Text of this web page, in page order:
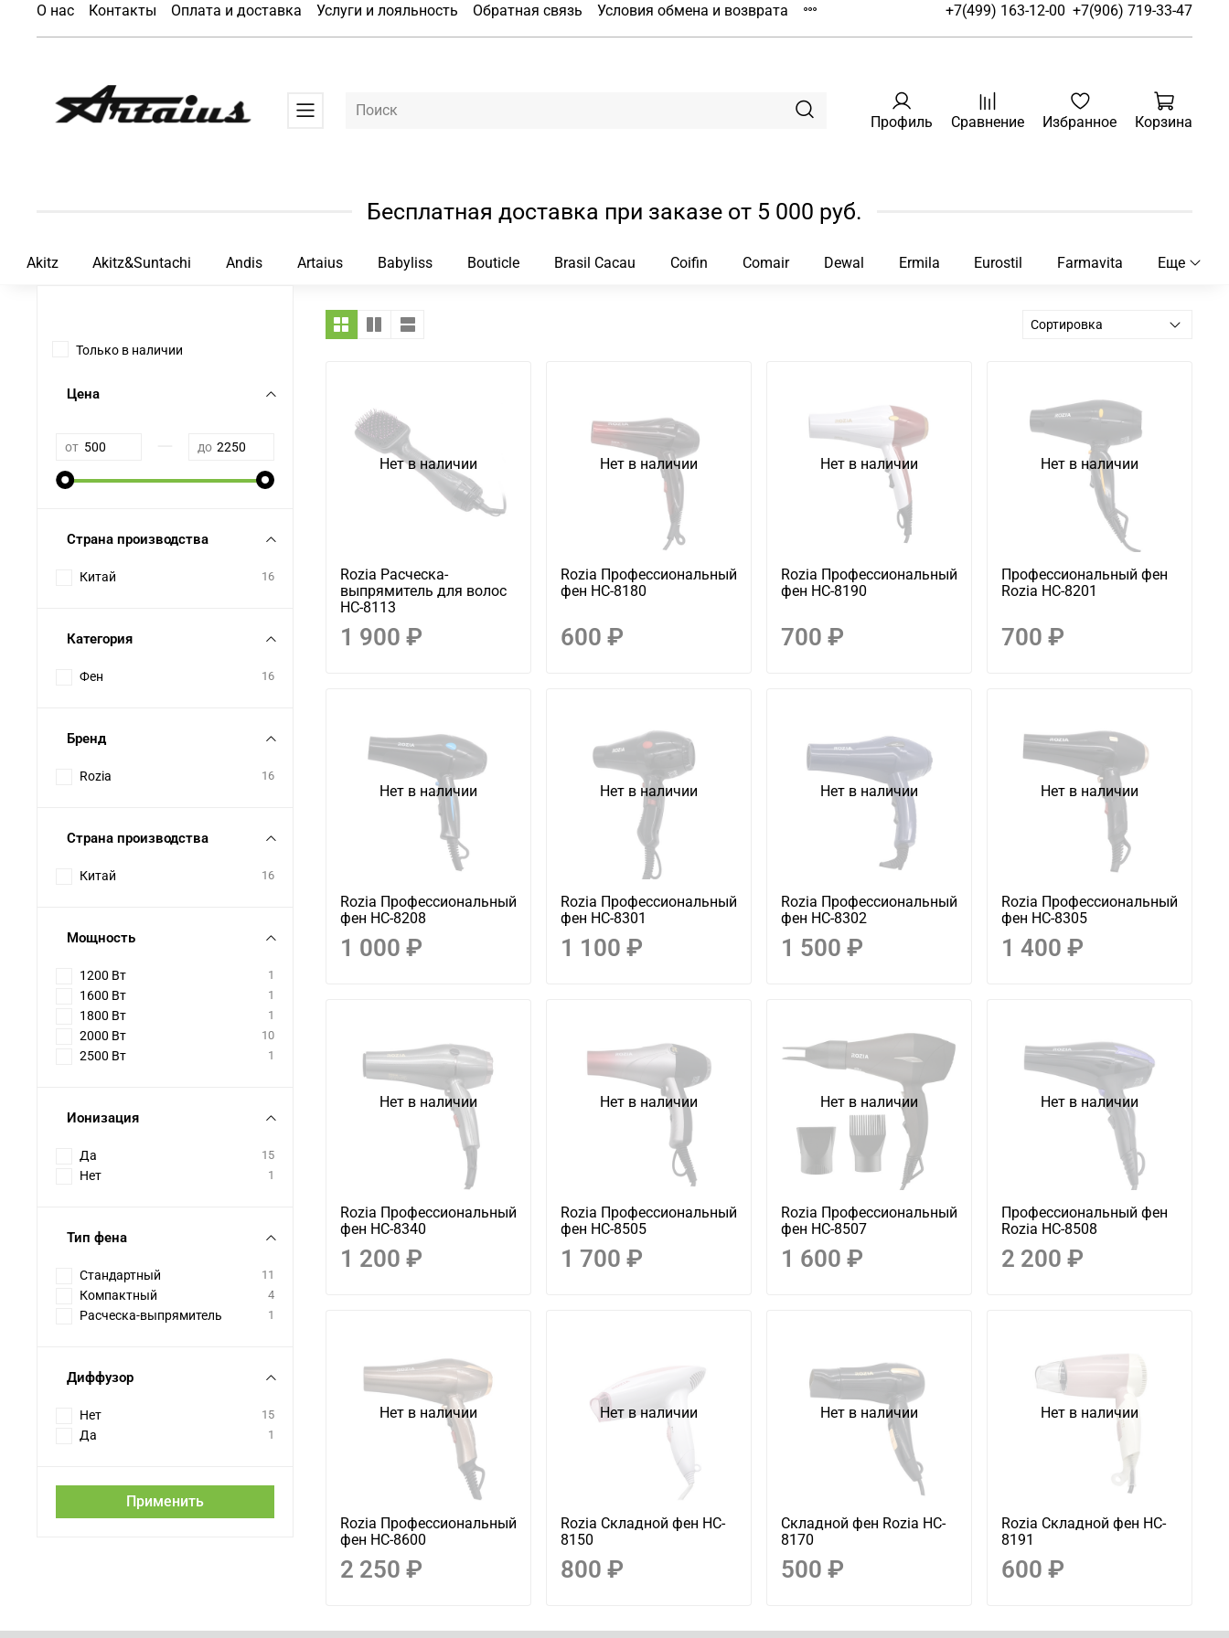
О нас Контакты Оплата и доставка Услуги и лояльность Обратная связь Условия обмена и возврата +7(499) 163-12-00 +7(906) 719-33-47
Профиль Сравнение Избранное Корзина
Бесплатная доставка при заказе от 5 000 руб.
Akitz Akitz&Suntachi Andis Artaius Babyliss Bouticle Brasil Cacau Coifin Comair Dewal Ermila Eurostil Farmavita Еще
Нет в наличии
Rozia Расческа-
выпрямитель для волос
HC-8113
1 900 ₽
Нет в наличии
Rozia Профессиональный
фен HC-8180
600 ₽
Нет в наличии
Rozia Профессиональный
фен HC-8190
700 ₽
Нет в наличии
Профессиональный фен
Rozia HC-8201
700 ₽
Нет в наличии
Rozia Профессиональный
фен HC-8208
1 000 ₽
Нет в наличии
Rozia Профессиональный
фен HC-8301
1 100 ₽
Нет в наличии
Rozia Профессиональный
фен HC-8302
1 500 ₽
Нет в наличии
Rozia Профессиональный
фен HC-8305
1 400 ₽
Нет в наличии
Rozia Профессиональный
фен HC-8340
1 200 ₽
Нет в наличии
Rozia Профессиональный
фен HC-8505
1 700 ₽
Нет в наличии
Rozia Профессиональный
фен HC-8507
1 600 ₽
Нет в наличии
Профессиональный фен
Rozia HC-8508
2 200 ₽
Нет в наличии
Rozia Профессиональный
фен HC-8600
2 250 ₽
Нет в наличии
Rozia Складной фен HC-
8150
800 ₽
Нет в наличии
Складной фен Rozia HC-
8170
500 ₽
Нет в наличии
Rozia Складной фен HC-
8191
600 ₽
Только в наличии
Цена
от до
Страна производства
Китай 16
Категория
Фен 16
Бренд
Rozia 16
Страна производства
Китай 16
Мощность
1200 Вт 1
1600 Вт 1
1800 Вт 1
2000 Вт 10
2500 Вт 1
Ионизация
Да 15
Нет 1
Тип фена
Стандартный 11
Компактный 4
Расческа-выпрямитель 1
Диффузор
Нет 15
Да 1
Применить